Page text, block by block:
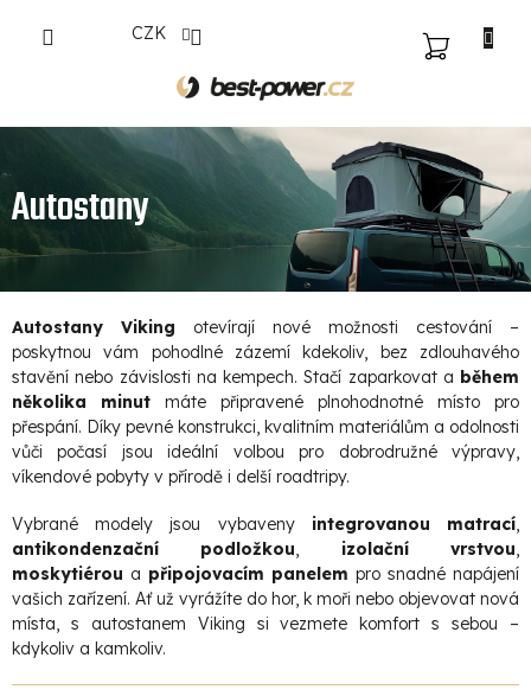
CZK
NÁKUPNÍ
Autostany
Autostany Viking otevírají nové možnosti cestování –
poskytnou vám pohodlné zázemí kdekoliv, bez zdlouhavého
stavění nebo závislosti na kempech. Stačí zaparkovat a během
několika minut máte připravené plnohodnotné místo pro
přespání. Díky pevné konstrukci, kvalitním materiálům a odolnosti
vůči počasí jsou ideální volbou pro dobrodružné výpravy,
víkendové pobyty v přírodě i delší roadtripy.
Vybrané modely jsou vybaveny integrovanou matrací,
antikondenzační podložkou, izolační vrstvou,
moskytiérou a připojovacím panelem pro snadné napájení
vašich zařízení. Ať už vyrážíte do hor, k moři nebo objevovat nová
místa, s autostanem Viking si vezmete komfort s sebou –
kdykoliv a kamkoliv.